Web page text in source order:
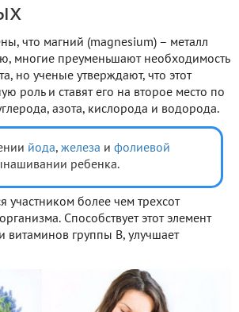
что магний (magnesium) – металл
многие преуменьшают необходимость
но ученые утверждают, что этот
роль и ставят его на второе место по
азота, кислорода и водорода.
йода, железа и фолиевой
ребенка.
участником более чем трехсот
Способствует этот элемент
витаминов группы B, улучшает